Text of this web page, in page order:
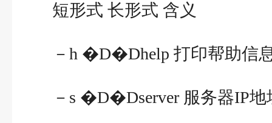
短形式 长形式 含义
－h �D�Dhelp 打印帮助信
－s �D�Dserver 服务器IP地